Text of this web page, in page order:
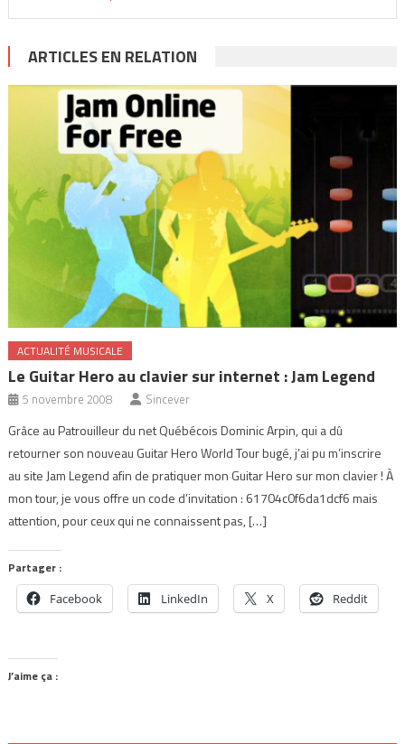
ARTICLES EN RELATION
ACTUALITÉ MUSICALE
Le Guitar Hero au clavier sur internet : Jam Legend
5 novembre 2008 Sincever
Grâce au Patrouilleur du net Québécois Dominic Arpin, qui a dû
retourner son nouveau Guitar Hero World Tour bugé, j’ai pu m’inscrire
au site Jam Legend afin de pratiquer mon Guitar Hero sur mon clavier ! À
mon tour, je vous offre un code d’invitation : 61704c0f6da1dcf6 mais
attention, pour ceux qui ne connaissent pas, […]
Partager :
Facebook LinkedIn X Reddit
J’aime ça :